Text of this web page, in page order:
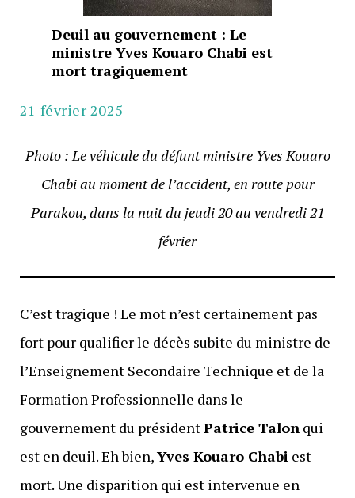
Deuil au gouvernement : Le
ministre Yves Kouaro Chabi est
mort tragiquement
21 février 2025
Photo : Le véhicule du défunt ministre Yves Kouaro
Chabi au moment de l’accident, en route pour
Parakou, dans la nuit du jeudi 20 au vendredi 21
février
C’est tragique ! Le mot n’est certainement pas
fort pour qualifier le décès subite du ministre de
l’Enseignement Secondaire Technique et de la
Formation Professionnelle dans le
gouvernement du présidentPatrice Talon qui
est en deuil. Eh bien,Yves Kouaro Chabi est
mort. Une disparition qui est intervenue en